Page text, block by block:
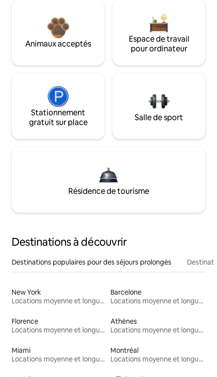
Animaux acceptés
Espace de travail
pour ordinateur
Stationnement
gratuit sur place
Salle de sport
Résidence de tourisme
Destinations à découvrir
Destinations populaires pour des séjours prolongés
New York
Locations moyenne et longue durée
Barcelone
Locations moyenne et longue durée
Florence
Locations moyenne et longue durée
Athènes
Locations moyenne et longue durée
Miami
Locations moyenne et longue durée
Montréal
Locations moyenne et longue durée